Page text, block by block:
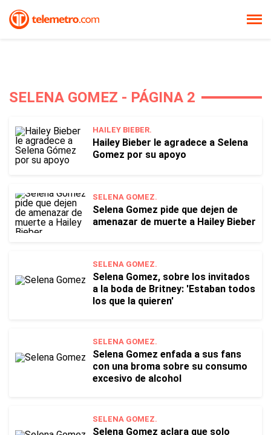
SELENA GOMEZ - PÁGINA 2
HAILEY BIEBER.
Hailey Bieber le agradece a Selena
Gomez por su apoyo
SELENA GOMEZ.
Selena Gomez pide que dejen de
amenazar de muerte a Hailey Bieber
SELENA GOMEZ.
Selena Gomez, sobre los invitados
a la boda de Britney: 'Estaban todos
los que la quieren'
SELENA GOMEZ.
Selena Gomez enfada a sus fans
con una broma sobre su consumo
excesivo de alcohol
SELENA GOMEZ.
Selena Gomez aclara que solo